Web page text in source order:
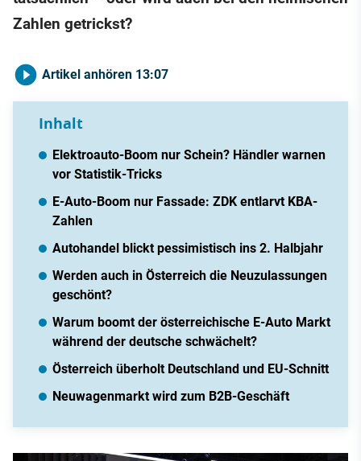
Zahlen getrickst?
Artikel anhören 13:07
Inhalt
Elektroauto-Boom nur Schein? Händler warnen
vor Statistik-Tricks
E-Auto-Boom nur Fassade: ZDK entlarvt KBA-
Zahlen
Autohandel blickt pessimistisch ins 2. Halbjahr
Werden auch in Österreich die Neuzulassungen
geschönt?
Warum boomt der österreichische E-Auto Markt
während der deutsche schwächelt?
Österreich überholt Deutschland und EU-Schnitt
Neuwagenmarkt wird zum B2B-Geschäft